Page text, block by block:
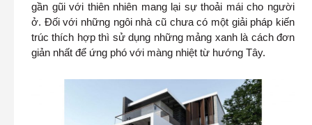
gần gũi với thiên nhiên mang lại sự thoải mái cho người
ở. Đối với những ngôi nhà cũ chưa có một giải pháp kiến
trúc thích hợp thì sử dụng những mảng xanh là cách đơn
giản nhất để ứng phó với màng nhiệt từ hướng Tây.